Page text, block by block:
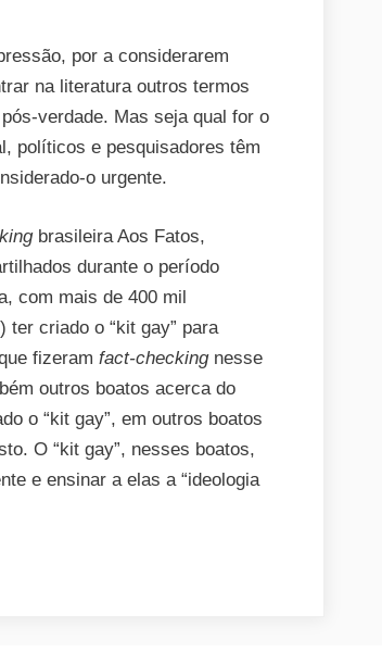
por a considerarem
na literatura outros termos
verdade. Mas seja qual for o
políticos e pesquisadores têm
o urgente.
brasileira Aos Fatos,
durante o período
com mais de 400 mil
ter criado o “kit gay” para
fizeram fact-checkingnesse
outros boatos acerca do
o “kit gay”, em outros boatos
O “kit gay”, nesses boatos,
e ensinar a elas a “ideologia